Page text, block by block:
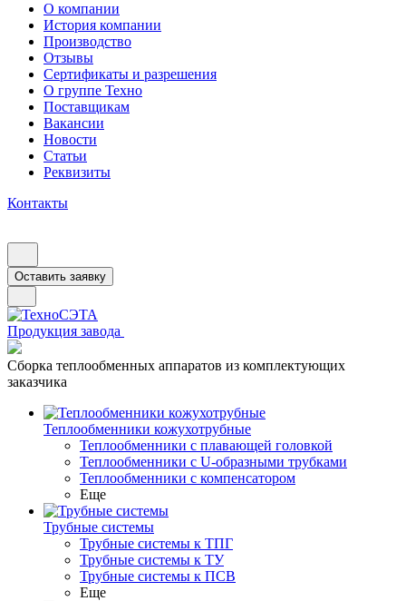
О компании
История компании
Производство
Отзывы
Сертификаты и разрешения
О группе Техно
Поставщикам
Вакансии
Новости
Статьи
Реквизиты
Контакты
Оставить заявку
Продукция завода
Сборка теплообменных аппаратов из комплектующих
заказчика
Теплообменники кожухотрубные
Теплообменники с плавающей головкой
Теплообменники с U-образными трубками
Теплообменники с компенсатором
Еще
Трубные системы
Трубные системы к ТПГ
Трубные системы к ТУ
Трубные системы к ПСВ
Еще